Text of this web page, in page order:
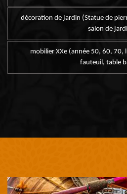
décoration de jardin (Statue de
salon de
mobilier XXe (année 50, 60, 70,
fauteuil, table